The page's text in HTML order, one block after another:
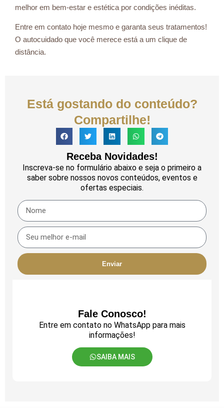
melhor em bem-estar e estética por condições inéditas.
Entre em contato hoje mesmo e garanta seus tratamentos!
O autocuidado que você merece está a um clique de
distância.
Está gostando do conteúdo?
Compartilhe!
Receba Novidades!
Inscreva-se no formulário abaixo e seja o primeiro a
saber sobre nossos novos conteúdos, eventos e
ofertas especiais.
Enviar
Fale Conosco!
Entre em contato no WhatsApp para mais
informações!
SAIBA MAIS